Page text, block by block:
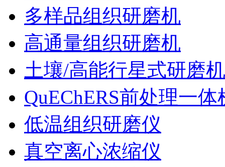
多样品组织研磨机
高通量组织研磨机
土壤/高能行星式研磨机
QuEChERS前处理一体
低温组织研磨仪
真空离心浓缩仪